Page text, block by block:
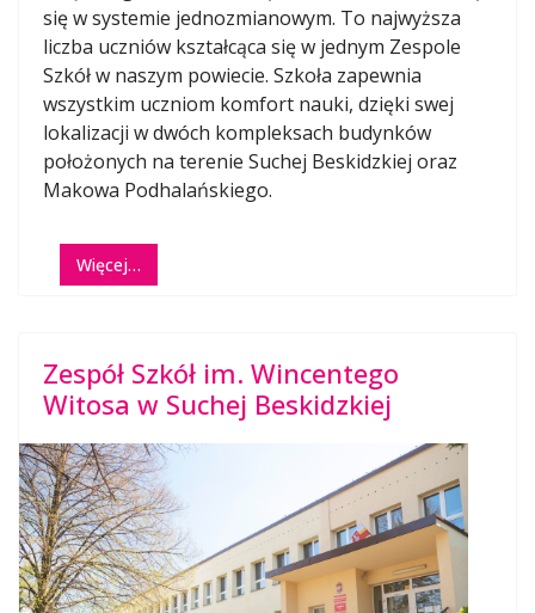
się w systemie jednozmianowym. To najwyższa
liczba uczniów kształcąca się w jednym Zespole
Szkół w naszym powiecie. Szkoła zapewnia
wszystkim uczniom komfort nauki, dzięki swej
lokalizacji w dwóch kompleksach budynków
położonych na terenie Suchej Beskidzkiej oraz
Makowa Podhalańskiego.
Więcej…
Zespół Szkół im. Wincentego
Witosa w Suchej Beskidzkiej